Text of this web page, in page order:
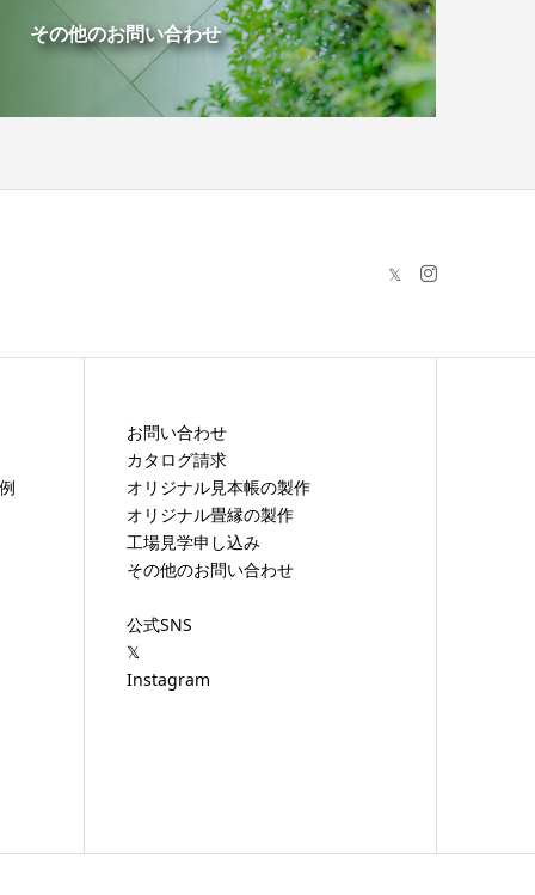
その他のお問い合わせ
お問い合わせ
カタログ請求
オリジナル見本帳の製作
オリジナル畳縁の製作
工場見学申し込み
その他のお問い合わせ
公式SNS
𝕏
Instagram